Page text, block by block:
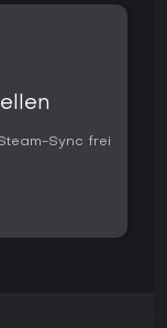
Sync frei